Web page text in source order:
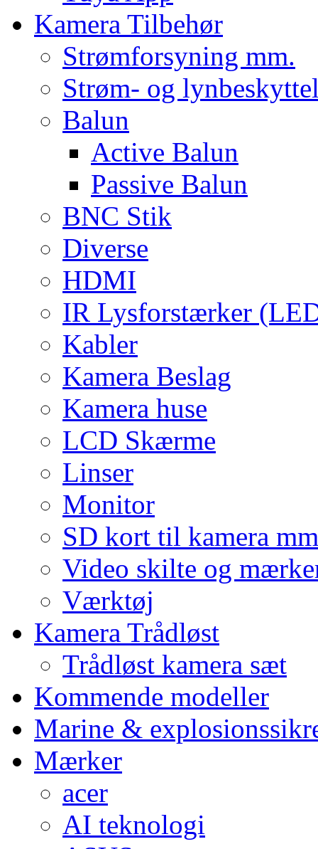
Kamera Tilbehør
Strømforsyning mm.
Strøm- og
Balun
Active Balun
Passive Balun
BNC Stik
Diverse
HDMI
IR Lysforstærker
Kabler
Kamera Beslag
Kamera huse
LCD Skærme
Linser
Monitor
SD kort til kamera mm
Video skilte og
Værktøj
Kamera Trådløst
Trådløst kamera sæt
Kommende modeller
Marine &
Mærker
acer
AI teknologi